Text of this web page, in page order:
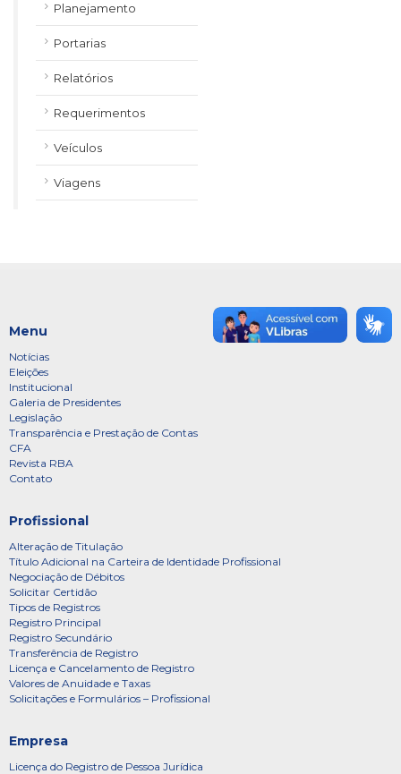
Planejamento
Portarias
Relatórios
Requerimentos
Veículos
Viagens
Menu
Notícias
Eleições
Institucional
Galeria de Presidentes
Legislação
Transparência e Prestação de Contas
CFA
Revista RBA
Contato
Profissional
Alteração de Titulação
Título Adicional na Carteira de Identidade Profissional
Negociação de Débitos
Solicitar Certidão
Tipos de Registros
Registro Principal
Registro Secundário
Transferência de Registro
Licença e Cancelamento de Registro
Valores de Anuidade e Taxas
Solicitações e Formulários – Profissional
Empresa
Licença do Registro de Pessoa Jurídica